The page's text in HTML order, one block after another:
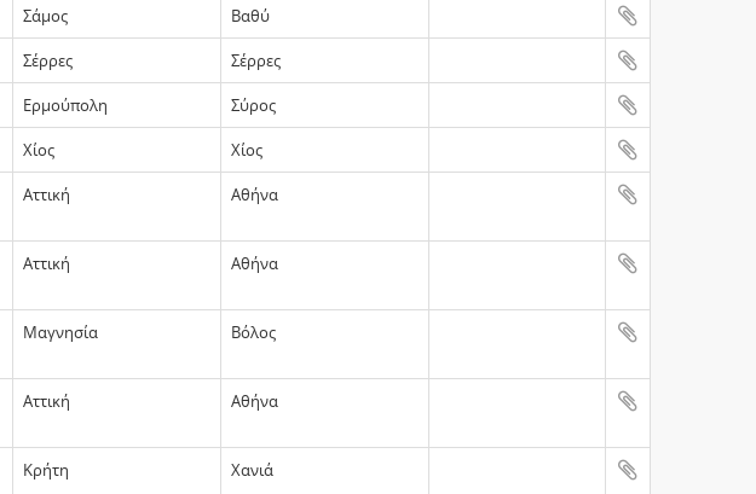
Σάμος Βαθύ
Σέρρες Σέρρες
Ερμούπολη Σύρος
Χίος Χίος
Αττική Αθήνα
Αττική Αθήνα
Μαγνησία Βόλος
Αττική Αθήνα
Κρήτη Xανιά